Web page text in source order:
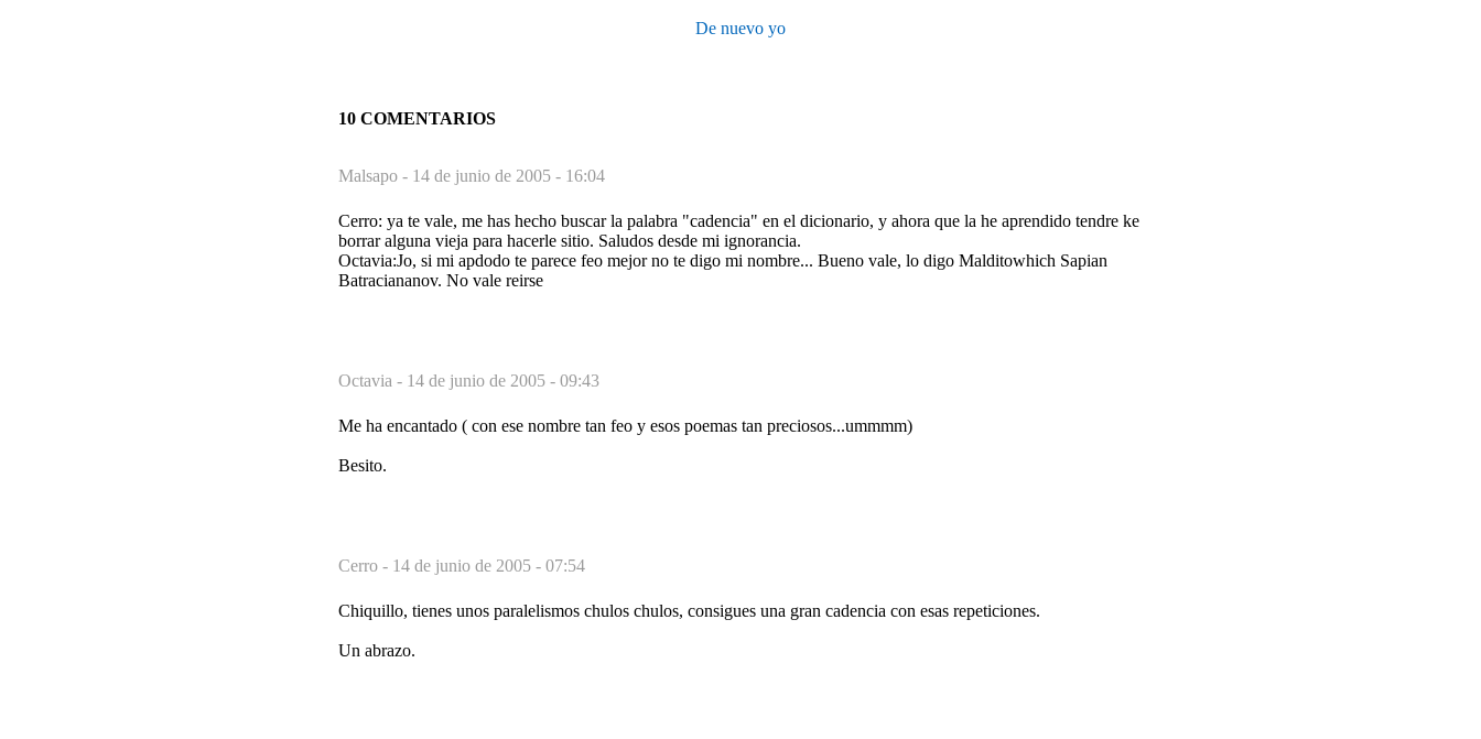
De nuevo yo
10 COMENTARIOS
Malsapo - 14 de junio de 2005 - 16:04
Cerro: ya te vale, me has hecho buscar la palabra "cadencia" en el dicionario, y ahora que la he aprendido tendre ke
borrar alguna vieja para hacerle sitio. Saludos desde mi ignorancia.
Octavia:Jo, si mi apdodo te parece feo mejor no te digo mi nombre... Bueno vale, lo digo Malditowhich Sapian
Batraciananov. No vale reirse
Octavia - 14 de junio de 2005 - 09:43
Me ha encantado ( con ese nombre tan feo y esos poemas tan preciosos...ummmm)
Besito.
Cerro - 14 de junio de 2005 - 07:54
Chiquillo, tienes unos paralelismos chulos chulos, consigues una gran cadencia con esas repeticiones.
Un abrazo.